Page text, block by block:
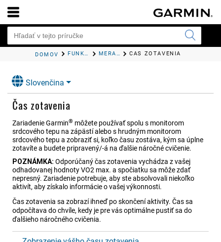
DOMOV FUNKCIE SRDCOVÉHO TEPU MERANIA VÝKONU ČAS ZOTAVENIA
Slovenčina
Čas zotavenia
Zariadenie Garmin® môžete používať spolu s monitorom
srdcového tepu na zápästí alebo s hrudným monitorom
srdcového tepu a zobraziť si, koľko času zostáva, kým sa úplne
zotavíte a budete pripravený/-á na ďalšie náročné cvičenie.
POZNÁMKA: Odporúčaný čas zotavenia vychádza z vašej
odhadovanej hodnoty VO2 max. a spočiatku sa môže zdať
nepresný. Zariadenie potrebuje, aby ste absolvovali niekoľko
aktivít, aby získalo informácie o vašej výkonnosti.
Čas zotavenia sa zobrazí ihneď po skončení aktivity. Čas sa
odpočítava do chvíle, kedy je pre vás optimálne pustiť sa do
ďalšieho náročného cvičenia.